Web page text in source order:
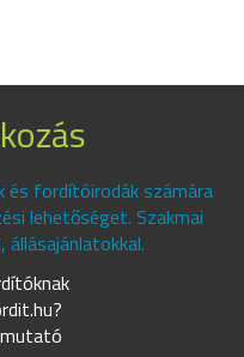
fordítóirodák számára
lehetőséget. Szakmai
állásajánlatokkal.